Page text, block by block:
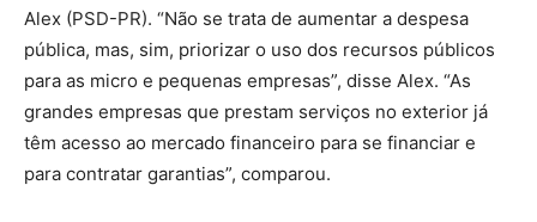
Alex (PSD-PR). “Não se trata de aumentar a despesa
pública, mas, sim, priorizar o uso dos recursos públicos
para as micro e pequenas empresas”, disse Alex. “As
grandes empresas que prestam serviços no exterior já
têm acesso ao mercado financeiro para se financiar e
para contratar garantias”, comparou.